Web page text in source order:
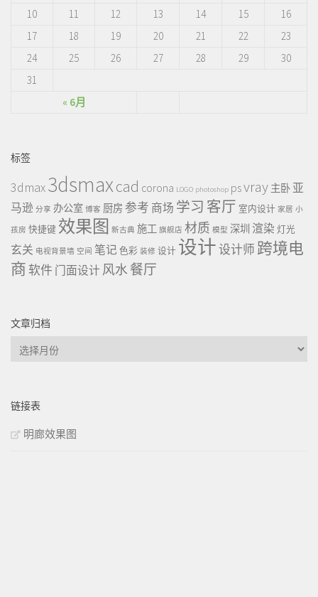
« 6月
10
11 12 13 14 15
16
17
18 19 20 21 22
23
24
25 26 27 28 29
30
31
标签
3dmax3dsmaxcad corona LOGO photoshop psvray 主卧 亚
马逊 分享 办公室 博客 厨房 参考 商场 学习 客厅 室内设计 家居 小
孩房 快捷键 效果图 新古典 施工 旗舰店 材质 模型 深圳 渲染 灯光
玄关 电视背景墙 空间 笔记 色彩 装修 设计 设计设计师 跨境电
商软件 门面设计 风水 餐厅
文章归档
文
链接表
明廊效果图